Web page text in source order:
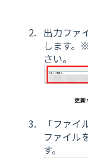
出力ファ
します。
さい。
「ファ
ファイル
す。